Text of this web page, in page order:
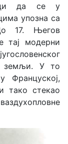
да се у
упозна са
17. Његов
тај модерни
земљи. У то
тако стекао